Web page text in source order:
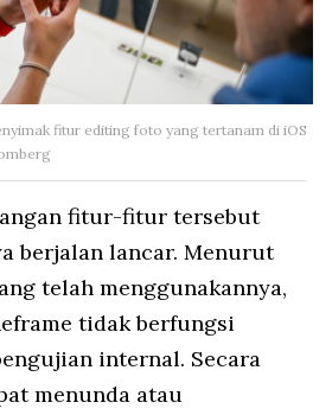
fitur editing foto yang tertanam di iOS
fitur-fitur tersebut
berjalan lancar. Menurut
telah menggunakannya,
tidak berfungsi
internal. Secara
menunda atau